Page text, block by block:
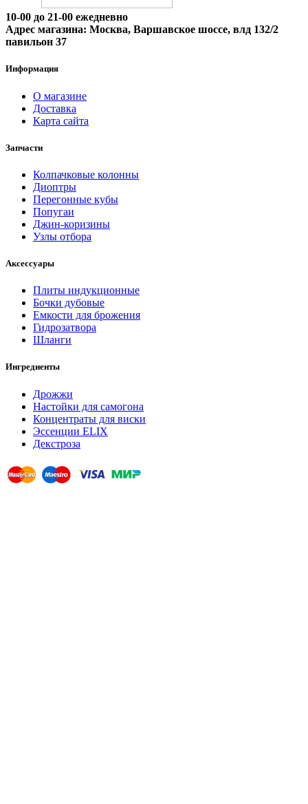
10-00 до 21-00 ежедневно
Адрес магазина: Москва, Варшавское шоссе, влд 132/2
павильон 37
Информация
О магазине
Доставка
Карта сайта
Запчасти
Колпачковые колонны
Диоптры
Перегонные кубы
Попугаи
Джин-коризины
Узлы отбора
Аксессуары
Плиты индукционные
Бочки дубовые
Емкости для брожения
Гидрозатвора
Шланги
Ингредиенты
Дрожжи
Настойки для самогона
Концентраты для виски
Эссенции ELIX
Декстроза